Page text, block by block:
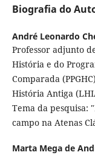
Biografia do
André Leonardo
Professor adjunto
História e do
Comparada
História Antiga
Tema da pesquisa:
campo na Atenas
Marta Mega de